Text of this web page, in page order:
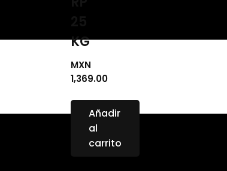
KG
MXN
1,369.00
Añadir
al
carrito